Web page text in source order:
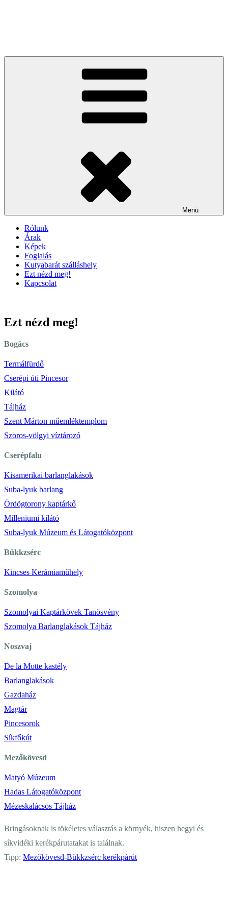
Menü
Rólunk
Árak
Képek
Foglalás
Kutyabarát szálláshely
Ezt nézd meg!
Kapcsolat
Ezt nézd meg!
Bogács
Termálfürdő
Cserépi úti Pincesor
Kilátó
Tájház
Szent Márton műemléktemplom
Szoros-völgyi víztározó
Cserépfalu
Kisamerikai barlanglakások
Suba-lyuk barlang
Ördögtorony kaptárkő
Milleniumi kilátó
Suba-lyuk Múzeum és Látogatóközpont
Bükkzsérc
Kincses Kerámiaműhely
Szomolya
Szomolyai Kaptárkövek Tanösvény
Szomolya Barlanglakások Tájház
Noszvaj
De la Motte kastély
Barlanglakások
Gazdaház
Magtár
Pincesorok
Síkfőkút
Mezőkövesd
Matyó Múzeum
Hadas Látogatóközpont
Mézeskalácsos Tájház
Bringásoknak is tökéletes választás a környék, hiszen hegyi és
síkvidéki kerékpárutatakat is találnak.
Tipp: Mezőkövesd-Bükkzsérc kerékpárút